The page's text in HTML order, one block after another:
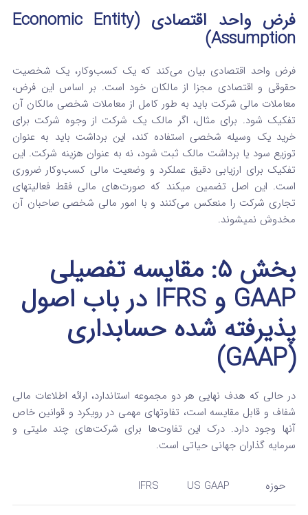
فرض واحد اقتصادی (Economic Entity
Assumption)
فرض واحد اقتصادی بیان می‌کند که یک کسب‌وکار، یک شخصیت
حقوقی و اقتصادی مجزا از مالکان خود است. بر اساس این فرض،
معاملات مالی شرکت باید به طور کامل از معاملات شخصی مالکان آن
تفکیک شود. برای مثال، اگر مالک یک شرکت از وجوه شرکت برای
خرید یک وسیله شخصی استفاده کند، این برداشت باید به عنوان
توزیع سود یا برداشت مالک ثبت شود، نه به عنوان هزینه شرکت. این
تفکیک برای ارزیابی دقیق عملکرد و وضعیت مالی کسب‌وکار ضروری
است. این اصل تضمین میکند که صورت‌های مالی فقط فعالیتهای
تجاری شرکت را منعکس می‌کنند و با امور مالی شخصی صاحبان آن
مخدوش نمیشوند.
بخش ۵: مقایسه تفصیلی
GAAP و IFRS در باب اصول
پذیرفته‌ شده حسابداری
(GAAP)
در حالی که هدف نهایی هر دو مجموعه استاندارد، ارائه اطلاعات مالی
شفاف و قابل مقایسه است، تفاوتهای مهمی در رویکرد و قوانین خاص
آنها وجود دارد. درک این تفاوت‌ها برای شرکت‌های چند ملیتی و
سرمایه گذاران جهانی حیاتی است.
حوزه US GAAP
IFRS